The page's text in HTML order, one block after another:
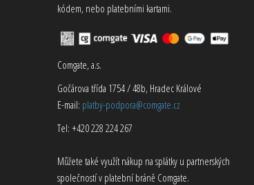
kódem, nebo platebními kartami.
Comgate, a.s.
Gočárova třída 1754 / 48b, Hradec Králové
E-mail: platby-podpora@comgate.cz
Tel: +420 228 224 267
Můžete také využít nákup na splátky u partnerských
společností v platební bráně Comgate.